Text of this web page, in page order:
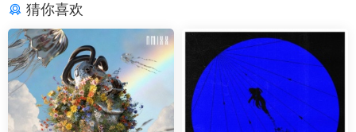
猜你喜欢